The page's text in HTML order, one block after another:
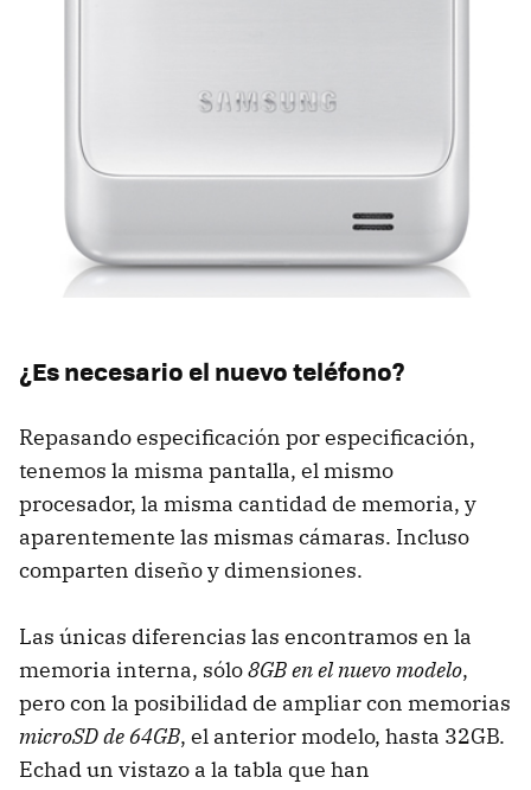
¿Es necesario el nuevo teléfono?
Repasando especificación por especificación,
tenemos la misma pantalla, el mismo
procesador, la misma cantidad de memoria, y
aparentemente las mismas cámaras. Incluso
comparten diseño y dimensiones.
Las únicas diferencias las encontramos en la
memoria interna, sólo8GB en el nuevo modelo,
pero con la posibilidad de ampliar con memorias
microSD de 64GB, el anterior modelo, hasta 32GB.
Echad un vistazo a la tabla que han